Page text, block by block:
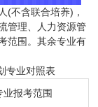
不含联合培养)，
管理、人力资源管
范围。其余专业有
业对照表
业报考范围